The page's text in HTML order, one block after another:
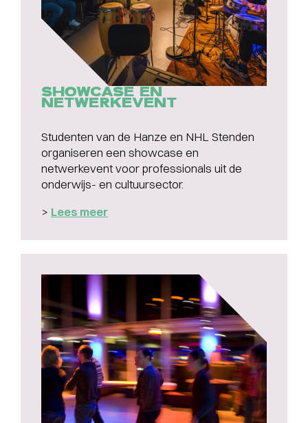
SHOWCASE EN
NETWERKEVENT
Studenten van de Hanze en NHL Stenden
organiseren een showcase en
netwerkevent voor professionals uit de
onderwijs- en cultuursector.
> Lees meer